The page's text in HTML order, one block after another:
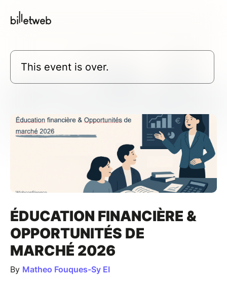
This event is over.
ÉDUCATION FINANCIÈRE &
OPPORTUNITÉS DE
MARCHÉ 2026
By Matheo Fouques-Sy EI